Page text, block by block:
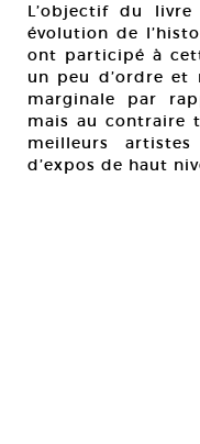
L’objectif du
évolution de
ont participé à
un peu d’ordre et
marginale par
mais au contraire
meilleurs
d’expos de haut